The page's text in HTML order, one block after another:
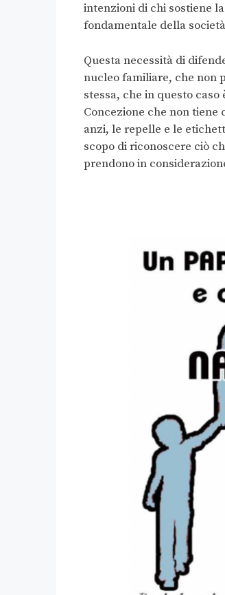
intenzioni di chi sostiene
fondamentale della
Questa necessità di
nucleo familiare, che non
stessa, che in questo caso
Concezione che non
anzi, le repelle e le
scopo di riconoscere ciò
prendono in